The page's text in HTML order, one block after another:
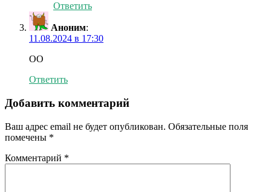
Ответить
Аноним:
11.08.2024 в 17:30
ОО
Ответить
Добавить комментарий
Ваш адрес email не будет опубликован. Обязательные поля
помечены *
Комментарий *